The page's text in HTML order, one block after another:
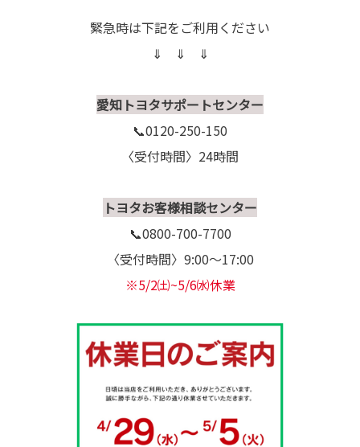
緊急時は下記をご利用ください
⇓ ⇓ ⇓
愛知トヨタサポートセンター
📞0120-250-150
〈受付時間〉24時間
トヨタお客様相談センター
📞0800-700-7700
〈受付時間〉9:00～17:00
※5/2㈯~5/6㈬休業